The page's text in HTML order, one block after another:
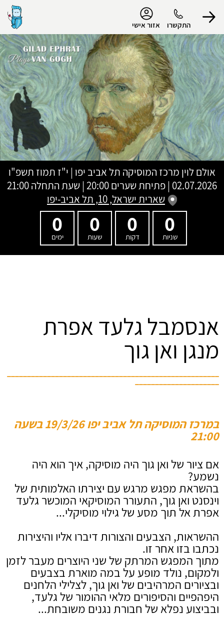
התקשרו אזור אישי
הפרופיל שלי
התנתק
אולם לוין מרכז המוסיקה תל אביב יפו | י"ז תמוז תשפ"ו
02.07.2026 | פתיחת שערים 20:00 | שעת התחלה 21:00
שארית ישראל, 10, תל אביב-יפו
0
שניות
0
דקות
0
שעות
0
ימים
אנסמבל גלעד אפרת
מנגן ואן גוך
במרכז המוסיקה תל אביב יפו 19/3/26 בשעה
21:00
אם ציור של ואן גוך היה מוסיקה, איך הוא היה
נשמע?
בהשראת מפגש מרגש עם יצירתו האלמותית של
וינסנט ואן גוך, התעורר המוסיקאי המוכשר גלעד
אפרת אל תוך מסע של גילוי מוסיקלי...
ההשראות, הצבעים והצורות דיברו אליו והיצירות
נכתבו בזו אחר זו.
מתוך המפגש המרתק של שני היוצרים מעבר לזמן
ולמקום, נולד מופע על במה מוארת בצבעים
ובציורים המרהיבים של ואן גוך, לצלילי הלחנים
היפהפיים והסיפורים מלאי ההומור של גלעד,
ובביצוע נפלא של חבורת נגנים משובחת...